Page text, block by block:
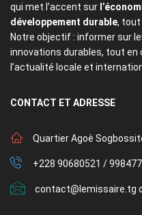
qui met l’accent sur
développement durable, tout
Notre objectif : informer sur
innovations durables, tout
l’actualité locale et
CONTACT ET ADRESSE
Quartier Agoè
+228 90680521 /
contact@lemissaire.tg